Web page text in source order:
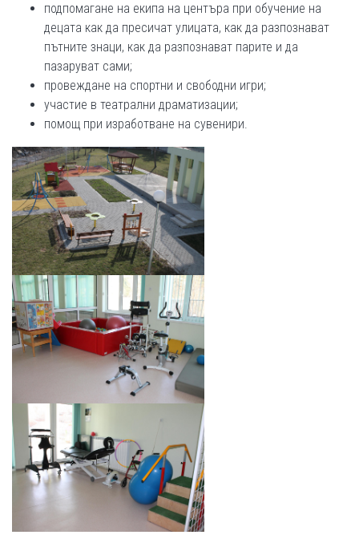
подпомагане на екипа на центъра при обучение на
децата как да пресичат улицата, как да разпознават
пътните знаци, как да разпознават парите и да
пазаруват сами;
провеждане на спортни и свободни игри;
участие в театрални драматизации;
помощ при изработване на сувенири.